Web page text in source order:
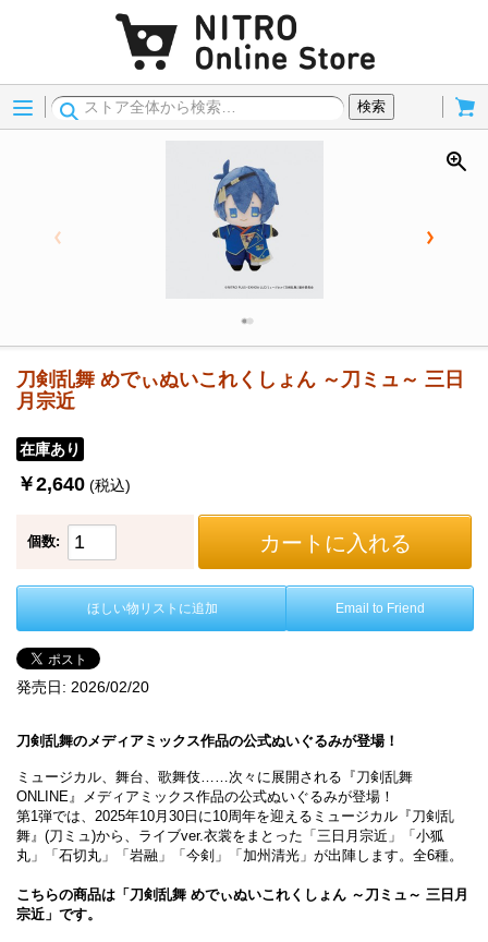
Menu
検索
刀剣乱舞 めでぃぬいこれくしょん ～刀ミュ～ 三日
月宗近
在庫あり
￥2,640 (税込)
個数: カートに入れる
ほしい物リストに追加 Email to Friend
発売日: 2026/02/20
刀剣乱舞のメディアミックス作品の公式ぬいぐるみが登場！
ミュージカル、舞台、歌舞伎……次々に展開される『刀剣乱舞
ONLINE』メディアミックス作品の公式ぬいぐるみが登場！
第1弾では、2025年10月30日に10周年を迎えるミュージカル『刀剣乱
舞』(刀ミュ)から、ライブver.衣裳をまとった「三日月宗近」「小狐
丸」「石切丸」「岩融」「今剣」「加州清光」が出陣します。全6種。
こちらの商品は「刀剣乱舞 めでぃぬいこれくしょん ～刀ミュ～ 三日月
宗近」です。